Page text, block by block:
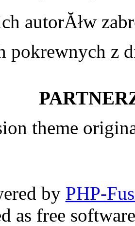
autorĂłw
pokrewnych z
theme
by PHP-
as free